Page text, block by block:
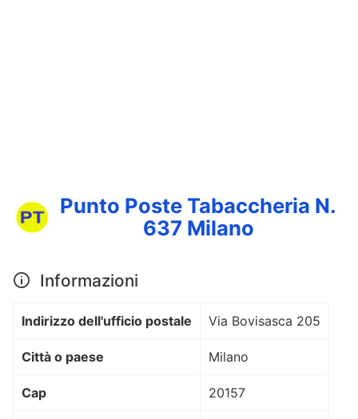
Punto Poste Tabaccheria N.
637 Milano
Informazioni
Indirizzo dell'ufficio postale Via Bovisasca 205
Città o paese Milano
Cap 20157